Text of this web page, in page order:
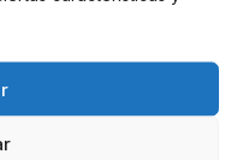
en México 2025
iOS en la Unión